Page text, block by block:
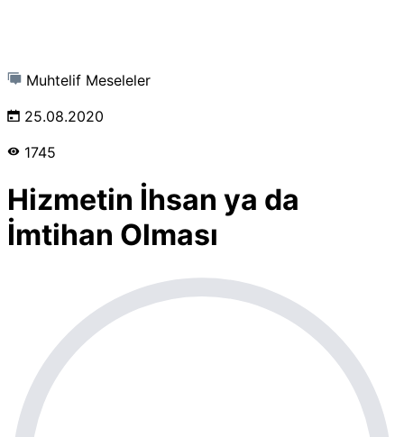
Muhtelif Meseleler
25.08.2020
1745
Hizmetin İhsan ya da
İmtihan Olması